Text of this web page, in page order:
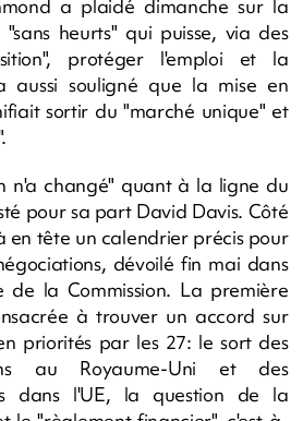
a plaidé dimanche sur la
heurts" qui puisse, via des
protéger l'emploi et la
aussi souligné que la mise en
sortir du "marché unique" et
n'a changé" quant à la ligne du
pour sa part David Davis. Côté
en tête un calendrier précis pour
dévoilé fin mai dans
de la Commission. La première
à trouver un accord sur
priorités par les 27: le sort des
au Royaume-Uni et des
dans l'UE, la question de la